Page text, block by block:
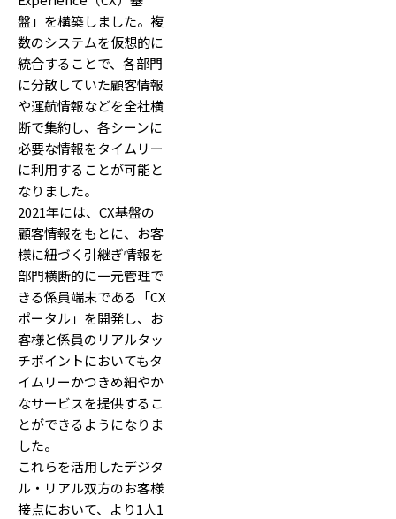
盤」を構築しました。複
数のシステムを仮想的に
統合することで、各部門
に分散していた顧客情報
や運航情報などを全社横
断で集約し、各シーンに
必要な情報をタイムリー
に利用することが可能と
なりました。
2021年には、CX基盤の
顧客情報をもとに、お客
様に紐づく引継ぎ情報を
部門横断的に一元管理で
きる係員端末である「CX
ポータル」を開発し、お
客様と係員のリアルタッ
チポイントにおいてもタ
イムリーかつきめ細やか
なサービスを提供するこ
とができるようになりま
した。
これらを活用したデジタ
ル・リアル双方のお客様
接点において、より1人1